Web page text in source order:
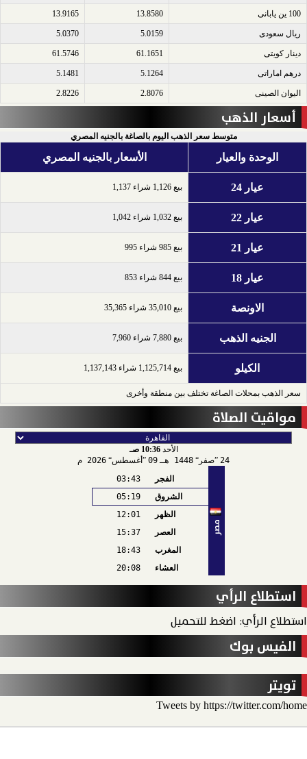
100 ين يابانى​ 13.8580
13.9165
ريال سعودى​ 5.0159
5.0370
دينار كويتى​ 61.1651
61.5746
درهم اماراتى​ 5.1264
5.1481
اليوان الصينى​ 2.8076
2.8226
أسعار الذهب
متوسط سعر الذهب اليوم بالصاغة بالجنيه المصري
الوحدة والعيار الأسعار بالجنيه المصري
عيار 24 بيع 1,126 شراء 1,137
عيار 22 بيع 1,032 شراء 1,042
عيار 21 بيع 985 شراء 995
عيار 18 بيع 844 شراء 853
الاونصة بيع 35,010 شراء 35,365
الجنيه الذهب بيع 7,880 شراء 7,960
الكيلو بيع 1,125,714 شراء 1,137,143
سعر الذهب بمحلات الصاغة تختلف بين منطقة وأخرى
مواقيت الصلاة
الأحد10:36 صـ
24 صفر 1448 هـ 09 أغسطس 2026 م
مصر
الفجر
03:43
الشروق
05:19
الظهر
12:01
العصر
15:37
المغرب
18:43
العشاء
20:08
استطلاع الرأي
استطلاع الرأي: اضغط للتحميل
الفيس بوك
تويتر
Tweets by https://twitter.com/home